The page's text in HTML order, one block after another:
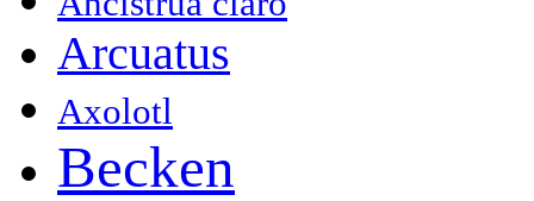
Arcuatus
Axolotl
Becken